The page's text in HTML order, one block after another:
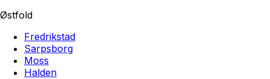
Østfold
Fredrikstad
Sarpsborg
Moss
Halden